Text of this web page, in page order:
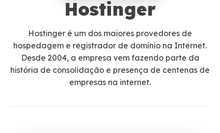
Hostinger
Hostinger é um dos maiores provedores de
hospedagem e registrador de domínio na Internet.
Desde 2004, a empresa vem fazendo parte da
história de consolidação e presença de centenas de
empresas na internet.